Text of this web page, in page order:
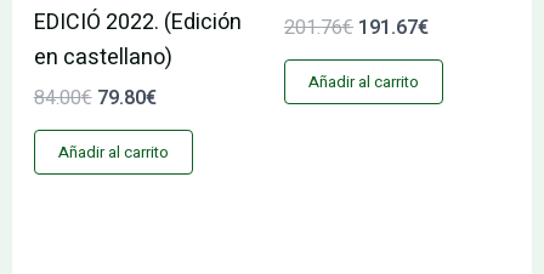
EDICIÓ 2022. (Edición
en castellano)
84.00€ 79.80€
Añadir al carrito
201.76€ 191.67€
Añadir al carrito